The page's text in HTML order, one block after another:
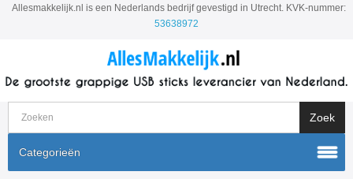
Allesmakkelijk.nl is een Nederlands bedrijf gevestigd in Utrecht. KVK-nummer:
53638972
Categorieën